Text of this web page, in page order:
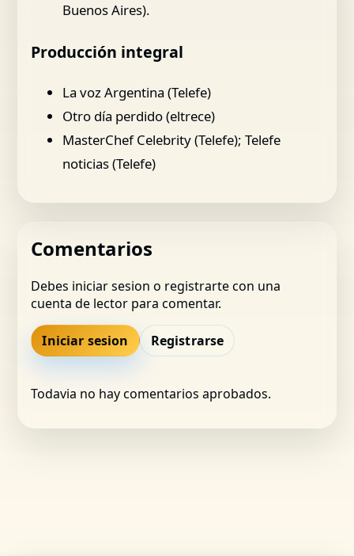
Buenos Aires).
Producción integral
La voz Argentina (Telefe)
Otro día perdido (eltrece)
MasterChef Celebrity (Telefe); Telefe
noticias (Telefe)
Comentarios
Debes iniciar sesion o registrarte con una
cuenta de lector para comentar.
Iniciar sesion Registrarse
Todavia no hay comentarios aprobados.